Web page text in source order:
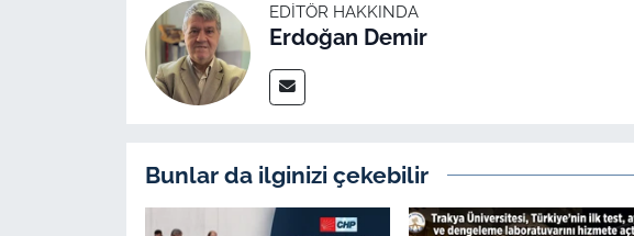
EDITÖR HAKKINDA
Erdoğan Demir
Bunlar da ilginizi çekebilir